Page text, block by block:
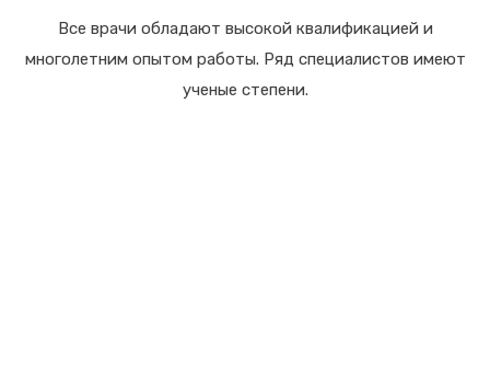
Все врачи обладают высокой квалификацией и
многолетним опытом работы. Ряд специалистов имеют
ученые степени.